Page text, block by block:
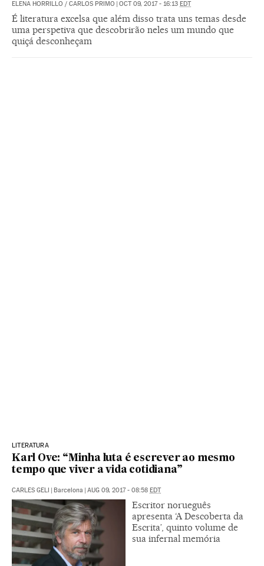
ELENA HORRILLO / CARLOS PRIMO | OCT 09, 2017 - 16:13 EDT
É literatura excelsa que além disso trata uns temas desde
uma perspetiva que descobrirão neles um mundo que
quiçá desconheçam
LITERATURA
Karl Ove: “Minha luta é escrever ao mesmo
tempo que viver a vida cotidiana”
CARLES GELI | Barcelona | AUG 09, 2017 - 08:58 EDT
Escritor norueguês
apresenta ‘A Descoberta da
Escrita’, quinto volume de
sua infernal memória